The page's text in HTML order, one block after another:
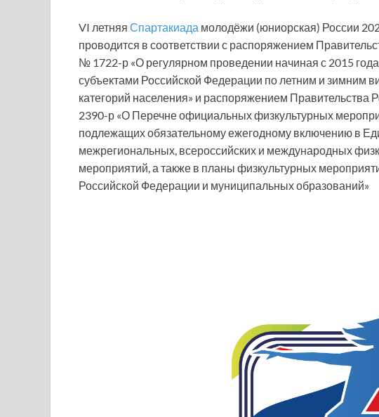
VI летняя Спартакиада молодёжи (юниорская) России
проводится в соответствии с распоряжением
№ 1722-р «О регулярном проведении начиная с 2015
субъектами Российской Федерации по летним и зимним
категорий населения» и распоряжением
2390-р «О Перечне официальных физкультурных
подлежащих обязательному ежегодному включению в
межрегиональных, всероссийских и международных
мероприятий, а также в планы физкультурных
Российской Федерации и муниципальных образований»